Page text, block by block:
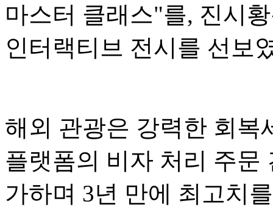
마스터 클래스"를, 진시
인터랙티브 전시를 선보
해외 관광은 강력한 회복
플랫폼의 비자 처리 주문
가하며 3년 만에 최고치